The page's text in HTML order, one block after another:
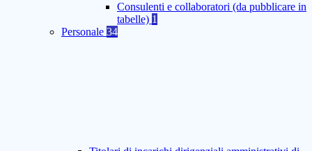
Consulenti e collaboratori (da pubblicare in
tabelle) 1
Personale 34